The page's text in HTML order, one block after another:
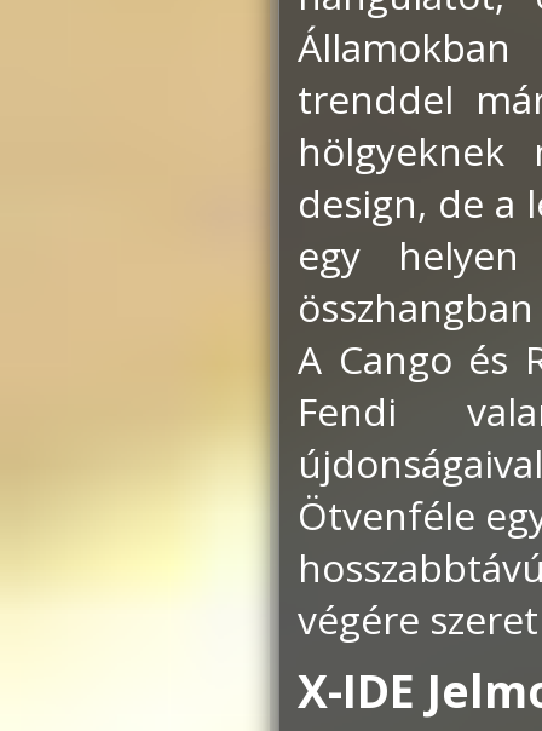
trenddel
design, de a
egy
A Cango és
Fendi
Ötvenféle
végére
X-IDE